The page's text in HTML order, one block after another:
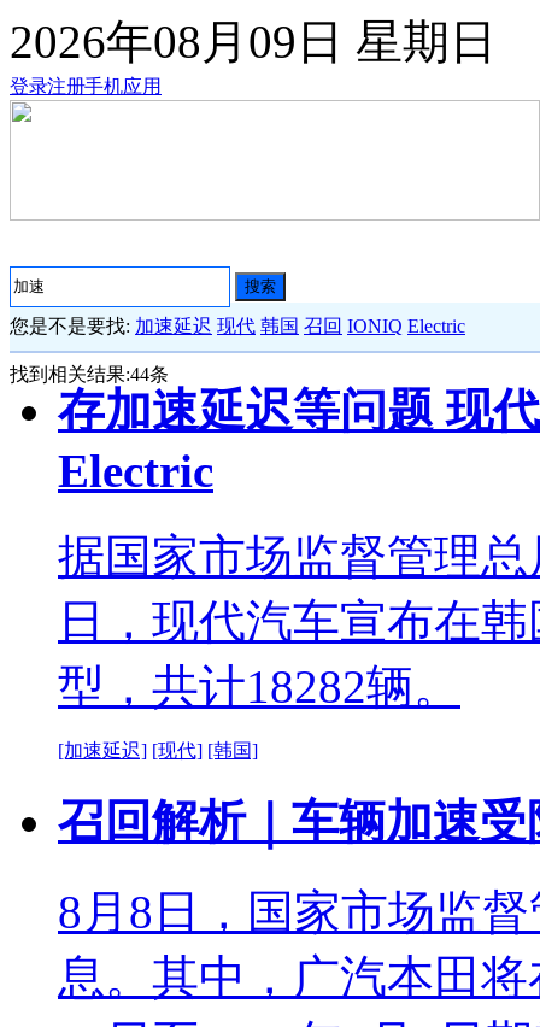
2026年08月09日 星期日
登录注册手机应用
搜索
您是不是要找: 加速延迟 现代 韩国 召回 IONIQ Electric
找到相关结果:44条
存加速延迟等问题 现
Electric
据国家市场监督管理
日，现代汽车宣布在
型，共计18282辆。
[加速延迟] [现代] [韩国]
召回解析｜车辆加速
8月8日，国家市场监
息。其中，广汽本田